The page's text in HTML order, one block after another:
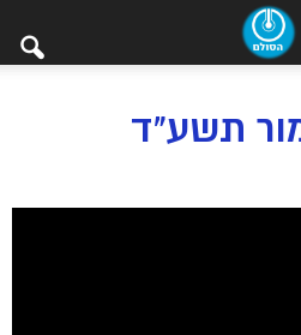
תשע"ד